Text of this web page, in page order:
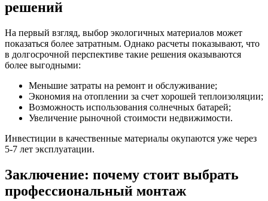
решений
На первый взгляд, выбор экологичных материалов может
показаться более затратным. Однако расчеты показывают, что
в долгосрочной перспективе такие решения оказываются
более выгодными:
Меньшие затраты на ремонт и обслуживание;
Экономия на отоплении за счет хорошей теплоизоляции;
Возможность использования солнечных батарей;
Увеличение рыночной стоимости недвижимости.
Инвестиции в качественные материалы окупаются уже через
5-7 лет эксплуатации.
Заключение: почему стоит выбрать
профессиональный монтаж